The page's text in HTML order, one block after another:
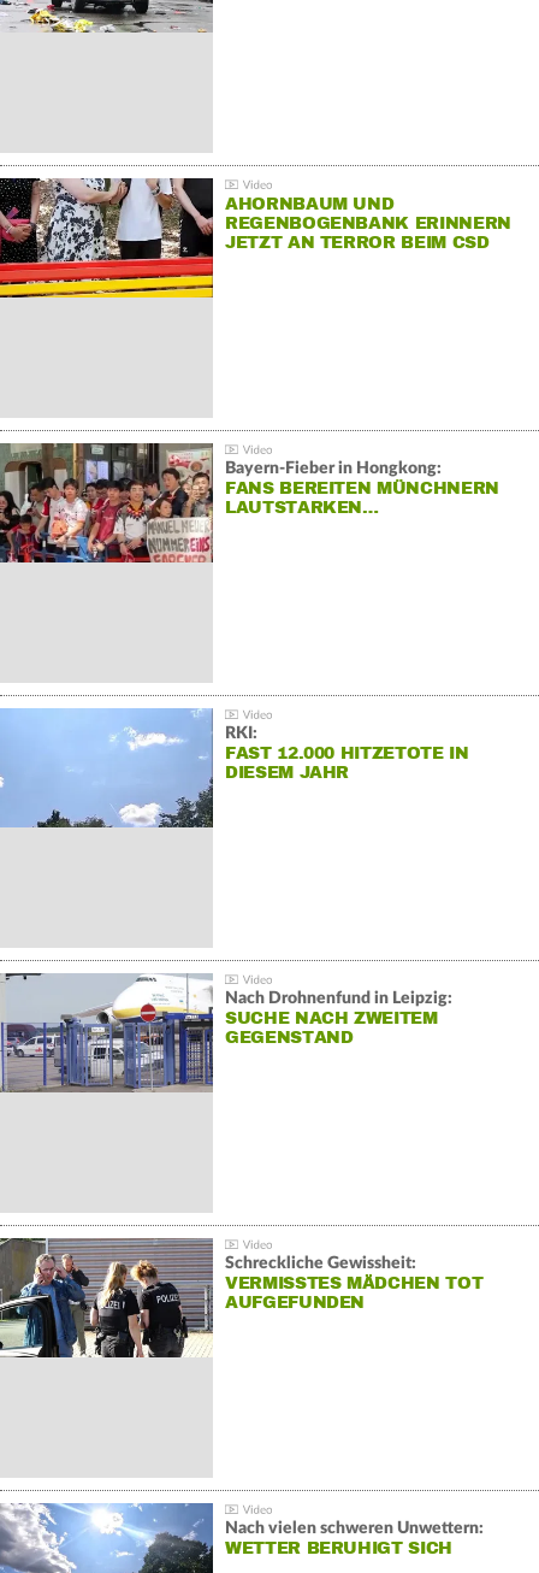
AHORNBAUM UND
REGENBOGENBANK ERINNERN
JETZT AN TERROR BEIM CSD
Bayern-Fieber in Hongkong:
FANS BEREITEN MÜNCHNERN
LAUTSTARKEN…
RKI:
FAST 12.000 HITZETOTE IN
DIESEM JAHR
Nach Drohnenfund in Leipzig:
SUCHE NACH ZWEITEM
GEGENSTAND
Schreckliche Gewissheit:
VERMISSTES MÄDCHEN TOT
AUFGEFUNDEN
Nach vielen schweren Unwettern:
WETTER BERUHIGT SICH